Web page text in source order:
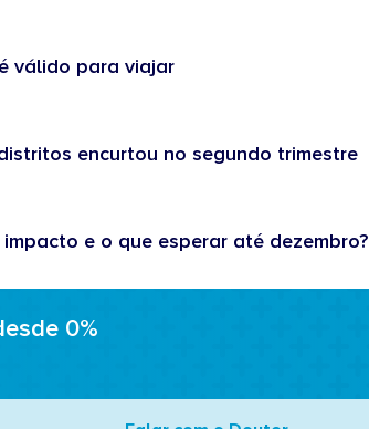
válido para viajar
encurtou no segundo trimestre
e o que esperar até dezembro?
0%